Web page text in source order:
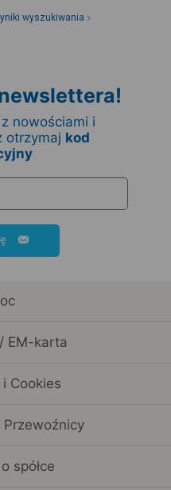
wyszukiwania
nowościami i
otrzymaj kod
EM-karta
Cookies
Przewoźnicy
spółce